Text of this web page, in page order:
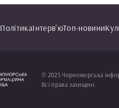
ПолітикаІнтерв'юТоп-новини
© 2025 Чорноморська
Всі права захищені.